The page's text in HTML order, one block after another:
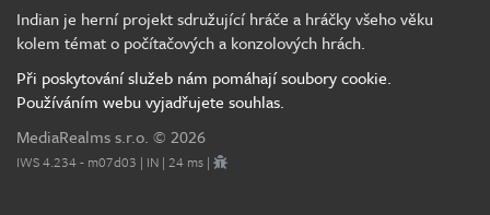
Indian je herní projekt sdružující hráče a hráčky všeho věku
kolem témat o počítačových a konzolových hrách.
Při poskytování služeb nám pomáhají soubory cookie.
Používáním webu vyjadřujete souhlas.
MediaRealms s.r.o. © 2026
IWS 4.234 - m07d03 | IN | 24 ms |